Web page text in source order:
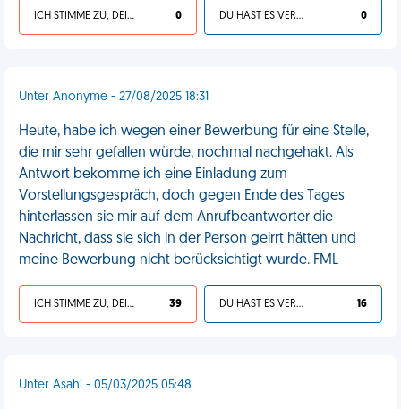
ICH STIMME ZU, DEIN LEBEN IST SCHEISSE 0 DU HAST ES VERDIENT 0
Unter Anonyme - 27/08/2025 18:31
Heute, habe ich wegen einer Bewerbung für eine Stelle,
die mir sehr gefallen würde, nochmal nachgehakt. Als
Antwort bekomme ich eine Einladung zum
Vorstellungsgespräch, doch gegen Ende des Tages
hinterlassen sie mir auf dem Anrufbeantworter die
Nachricht, dass sie sich in der Person geirrt hätten und
meine Bewerbung nicht berücksichtigt wurde. FML
ICH STIMME ZU, DEIN LEBEN IST SCHEISSE 39 DU HAST ES VERDIENT 16
Unter Asahi - 05/03/2025 05:48